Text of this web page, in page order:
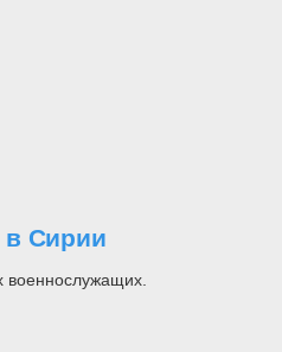
в Сирии
военнослужащих.